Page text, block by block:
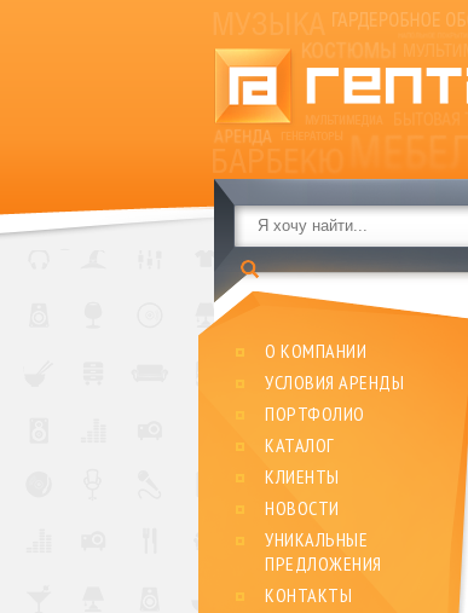
О КОМПАНИИ
УСЛОВИЯ АРЕНДЫ
ПОРТФОЛИО
КАТАЛОГ
КЛИЕНТЫ
НОВОСТИ
УНИКАЛЬНЫЕ
ПРЕДЛОЖЕНИЯ
КОНТАКТЫ